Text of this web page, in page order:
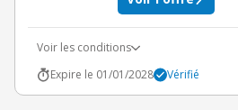
Voir les conditions
Expire le 01/01/2028
Vérifié